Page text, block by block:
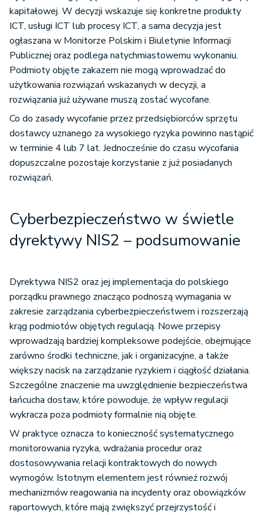
kapitałowej. W decyzji wskazuje się konkretne produkty
ICT, usługi ICT lub procesy ICT, a sama decyzja jest
ogłaszana w Monitorze Polskim i Biuletynie Informacji
Publicznej oraz podlega natychmiastowemu wykonaniu.
Podmioty objęte zakazem nie mogą wprowadzać do
użytkowania rozwiązań wskazanych w decyzji, a
rozwiązania już używane muszą zostać wycofane.
Co do zasady wycofanie przez przedsiębiorców sprzętu
dostawcy uznanego za wysokiego ryzyka powinno nastąpić
w terminie 4 lub 7 lat. Jednocześnie do czasu wycofania
dopuszczalne pozostaje korzystanie z już posiadanych
rozwiązań.
Cyberbezpieczeństwo w świetle
dyrektywy NIS2 – podsumowanie
Dyrektywa NIS2 oraz jej implementacja do polskiego
porządku prawnego znacząco podnoszą wymagania w
zakresie zarządzania cyberbezpieczeństwem i rozszerzają
krąg podmiotów objętych regulacją. Nowe przepisy
wprowadzają bardziej kompleksowe podejście, obejmujące
zarówno środki techniczne, jak i organizacyjne, a także
większy nacisk na zarządzanie ryzykiem i ciągłość działania.
Szczególne znaczenie ma uwzględnienie bezpieczeństwa
łańcucha dostaw, które powoduje, że wpływ regulacji
wykracza poza podmioty formalnie nią objęte.
W praktyce oznacza to konieczność systematycznego
monitorowania ryzyka, wdrażania procedur oraz
dostosowywania relacji kontraktowych do nowych
wymogów. Istotnym elementem jest również rozwój
mechanizmów reagowania na incydenty oraz obowiązków
raportowych, które mają zwiększyć przejrzystość i